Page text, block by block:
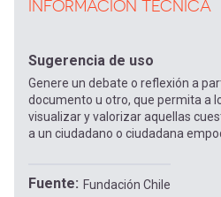
INFORMACIÓN TÉCNICA
Sugerencia de uso
Genere un debate o reflexión a
documento u otro, que permita a
visualizar y valorizar aquellas
a un ciudadano o ciudadana
Fuente Fundación Chile